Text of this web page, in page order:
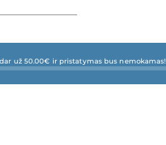
už 50.00€ ir pristatymas bus nemokamas!